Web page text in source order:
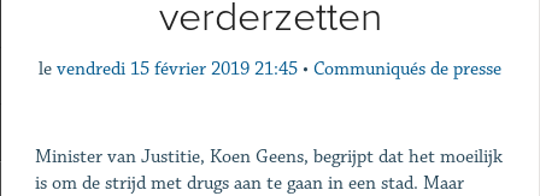
verderzetten
le vendredi 15 février 2019 21:45 • Communiqués de presse
Minister van Justitie, Koen Geens, begrijpt dat het moeilijk
is om de strijd met drugs aan te gaan in een stad. Maar